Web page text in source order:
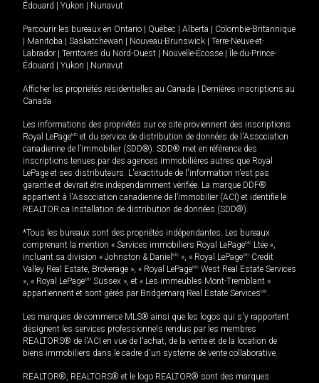
Édouard
Yukon Nunavut
Parcourir les bureaux en Ontario Québec Alberta
Colombie-Britannique
Manitoba Saskatchewan Nouveau-Brunswick
Terre-Neuve-et-
Labrador
Territoires du Nord-Ouest Nouvelle-Écosse
Île-du-Prince-
Édouard
Yukon Nunavut
Afficher les propriétés résidentielles au Canada
Dernières inscriptions au
Canada
Les informations des propriétés sur ce site proviennent des inscriptions
Royal LePageMD et du service de distribution de données de l'Association
canadienne de l’immobilier (SDD®). SDD® met en référence des
inscriptions tenues par des agences immobilières autres que Royal
LePage et ses distributeurs. L'exactitude de l'information n'est pas
garantie et devrait être indépendamment vérifiée. La marque DDF®
appartient à l'Association canadienne de l’immobilier (ACI) et identifie le
REALTOR.ca Installation de distribution de données (SDD®).
*Tous les bureaux sont des propriétés indépendantes. Les bureaux
comprenant la mention « Services immobiliers Royal LePageMD Ltée »,
incluant sa division « Johnston & Daniel MD », « Royal LePageMD Credit
Valley Real Estate, Brokerage », « Royal LePageMD West Real Estate Services
», « Royal LePageMD Sussex », et « Les immeubles Mont-Tremblant »
appartiennent et sont gérés par Bridgemarq Real Estate ServicesMD.
Les marques de commerce MLS® ainsi que les logos qui s'y rapportent
désignent les services professionnels rendus par les membres
REALTORS® de l'ACI en vue de l'achat, de la vente et de la location de
biens immobiliers dans le cadre d'un système de vente collaborative.
REALTOR®, REALTORS® et le logo REALTOR® sont des marques